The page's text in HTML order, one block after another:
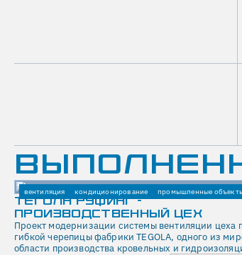
вентиляция кондиционирование промышленные
ТЕГОЛА РУФИНГ -
ПРОИЗВОДСТВЕННЫЙ ЦЕХ
Проект модернизации системы вентиляции цеха
гибкой черепицы фабрики TEGOLA, одного из
области производства кровельных и